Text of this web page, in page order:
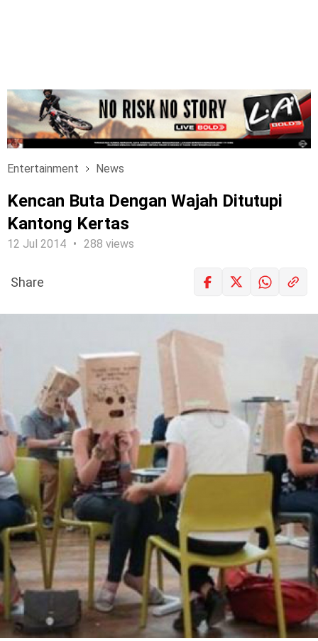
Entertainment News
Kencan Buta Dengan Wajah Ditutupi
Kantong Kertas
12 Jul 2014 288 views
benefit
menarik
LOGIN
Share